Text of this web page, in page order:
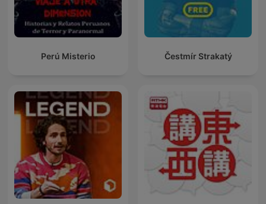
Perú Misterio Čestmír Strakatý